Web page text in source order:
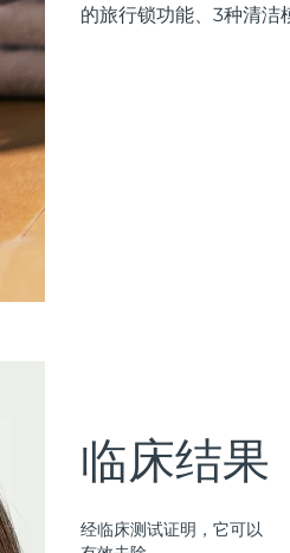
的旅行锁功能、3种清洁
临床结果
经临床测试证明，它可以